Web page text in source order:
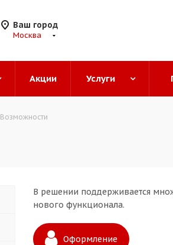
Ваш город
Москва
Акции Услуги
Возможности
В решении поддерживается
нового функционала.
Оформление